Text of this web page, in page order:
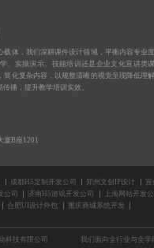
载体，我们深耕课件设计领域，平衡内容专业
、实操演示、技能培训还是企业文化宣讲类
简化复杂内容，以规整清晰的视觉呈现降低理
播，提升教学培训实效。
厦B座1201
成都H5定制开发公司 郑州文创IP设计
宣
公司 济南H5游戏开发公司
上海网站开发
合肥UI设计外包 重庆商城系统开发
科技有限公司 我们面向全行业与全